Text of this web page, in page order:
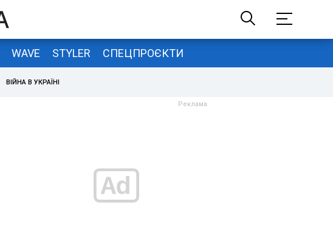
WAVE STYLER СПЕЦПРОЄКТИ
ВІЙНА В УКРАЇНІ